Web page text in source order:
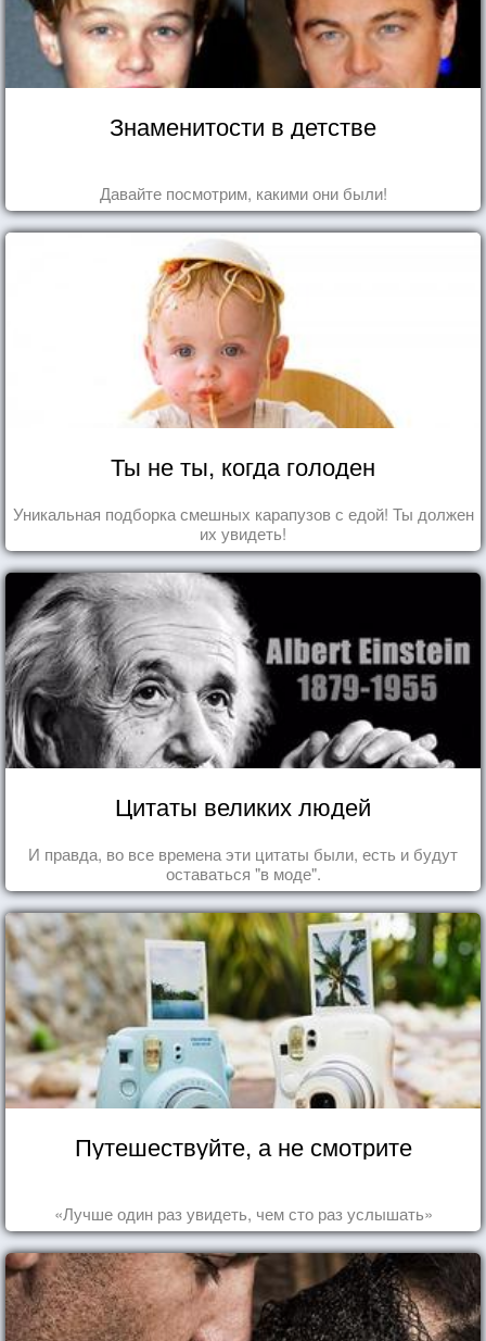
Знаменитости в детстве
Давайте посмотрим, какими они были!
Ты не ты, когда голоден
Уникальная подборка смешных карапузов с едой! Ты должен
их увидеть!
Цитаты великих людей
И правда, во все времена эти цитаты были, есть и будут
оставаться "в моде".
Путешествуйте, а не смотрите
«Лучше один раз увидеть, чем сто раз услышать»